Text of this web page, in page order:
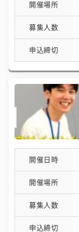
開催場所
募集人数
申込締切
開催日時
開催場所
募集人数
申込締切